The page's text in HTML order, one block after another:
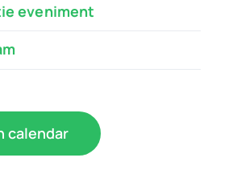
eveniment
calendar